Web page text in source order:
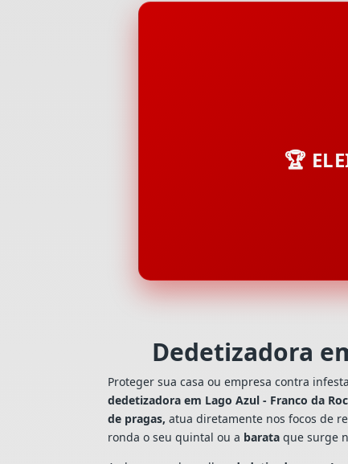
🏆
Dedetizadora
Proteger sua casa ou empresa contra
dedetizadora em Lago Azul - Franco da
de pragas, atua diretamente nos focos de
ronda o seu quintal ou a barata que surge